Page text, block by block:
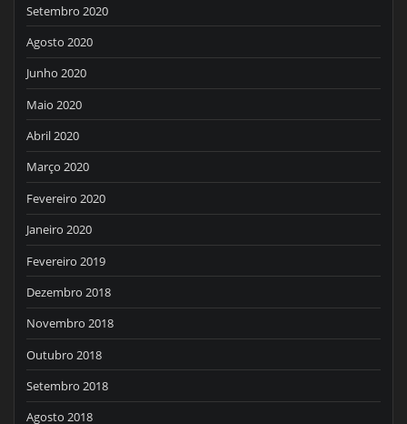
Setembro 2020
Agosto 2020
Junho 2020
Maio 2020
Abril 2020
Março 2020
Fevereiro 2020
Janeiro 2020
Fevereiro 2019
Dezembro 2018
Novembro 2018
Outubro 2018
Setembro 2018
Agosto 2018